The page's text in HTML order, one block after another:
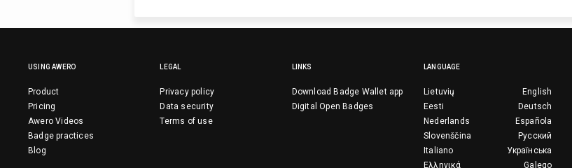
USING AWERO
Product
Pricing
Awero Videos
Badge practices
Blog
LEGAL
Privacy policy
Data security
Terms of use
LINKS
Download Badge Wallet app
Digital Open Badges
LANGUAGE
English
Lietuvių
Deutsch
Eesti
Española
Nederlands
Русский
Slovenščina
Українська
Italiano
Galego
Ελληνικά